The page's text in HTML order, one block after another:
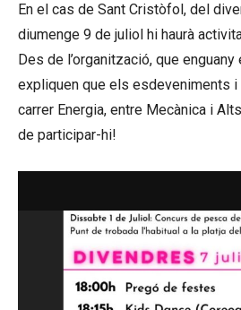
En el cas de Sant Cristòfol, del
diumenge 9 de juliol hi haurà
Des de l’organització, que enguany
expliquen que els esdeveniments
carrer Energia, entre Mecànica i
de participar-hi!